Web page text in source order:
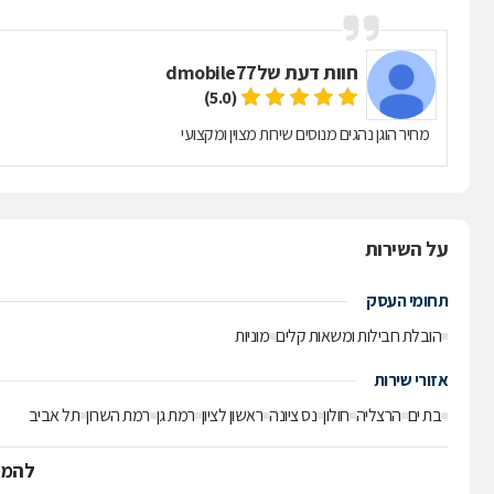
חוות דעת שלdmobile77
(5.0)
מחיר הוגן נהגים מנוסים שירות מצוין ומקצועי
על השירות
תחומי העסק
הובלת חבילות ומשאות קלים מוניות
אזורי שירות
בת ים הרצליה חולון נס ציונה ראשון לציון רמת גן רמת השרון תל אביב